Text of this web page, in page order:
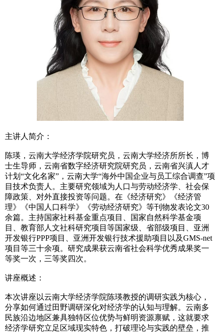
主讲人简介：
陈瑛，云南大学经济学院研究员，云南大学经济所所长，博
士生导师，云南省数字经济研究院研究员，云南省兴滇人才
计划“文化名家”，云南大学“海外中国企业与员工综合调查”项
目技术负责人。主要研究领域为人口与劳动经济学、社会保
障政策、对外直接投资等问题。在《经济研究》《经济管
理》《中国人口科学》《劳动经济研究》等刊物发表论文30
余篇。主持国家社科基金重点项目、国家自然科学基金项
目、教育部人文社科研究项目等国家级、省部级项目、亚洲
开发银行PPP项目、亚洲开发银行技术援助项目以及GMS-net
项目等三十余项。研究成果获云南省社会科学优秀成果奖一
等奖一次，三等奖四次。
讲座概述：
本次讲座以云南大学经济学院陈瑛教授的调研实践为核心，
分享如何通过田野调研深化对经济学的认知与理解。云南多
民族沿边地区兼具独特区位优势与鲜明资源禀赋，这就要求
经济学研究立足区域现实特色，打破理论与实践的壁垒，推